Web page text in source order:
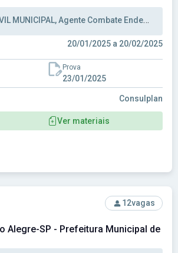
Agente Combate Endemias, Agente Comunitário de Saúde
20/01/2025 a 20/02/2025
Prova
23/01/2025
Consulplan
Ver materiais
de Alto Alegre-SP - Prefeitura
12vagas
Alegre-SP - Prefeitura Municipal de